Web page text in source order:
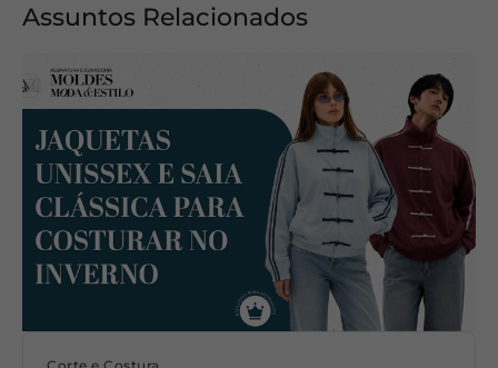
Assuntos Relacionados